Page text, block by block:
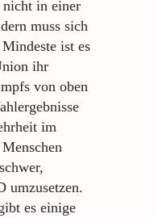
nicht in einer
muss sich
ist es
ihr
von oben
im
umzusetzen.
es einige